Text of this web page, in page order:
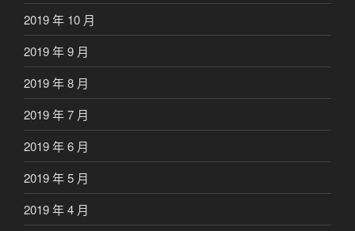
2019 年 10 月
2019 年 9 月
2019 年 8 月
2019 年 7 月
2019 年 6 月
2019 年 5 月
2019 年 4 月